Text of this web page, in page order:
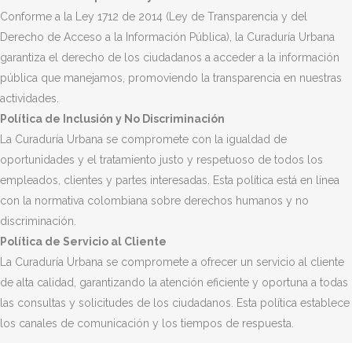
Conforme a la Ley 1712 de 2014 (Ley de Transparencia y del
Derecho de Acceso a la Información Pública), la Curaduría Urbana
garantiza el derecho de los ciudadanos a acceder a la información
pública que manejamos, promoviendo la transparencia en nuestras
actividades.
Política de Inclusión y No Discriminación
La Curaduría Urbana se compromete con la igualdad de
oportunidades y el tratamiento justo y respetuoso de todos los
empleados, clientes y partes interesadas. Esta política está en línea
con la normativa colombiana sobre derechos humanos y no
discriminación.
Política de Servicio al Cliente
La Curaduría Urbana se compromete a ofrecer un servicio al cliente
de alta calidad, garantizando la atención eficiente y oportuna a todas
las consultas y solicitudes de los ciudadanos. Esta política establece
los canales de comunicación y los tiempos de respuesta.